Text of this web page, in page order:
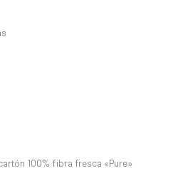
100% fibra fresca «Pure»